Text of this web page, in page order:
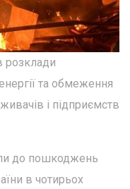
розклади
та обмеження
і підприємств
до пошкоджень
в чотирьох